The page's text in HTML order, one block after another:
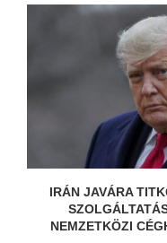
IRÁN JAVÁRA
NEMZETKÖZI